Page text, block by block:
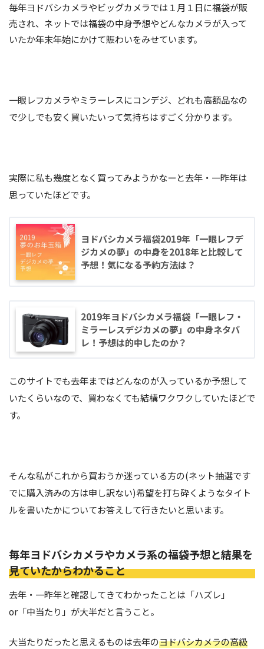
毎年ヨドバシカメラやビッグカメラでは１月１日に福袋が販
売され、ネットでは福袋の中身予想やどんなカメラが入って
いたか年末年始にかけて賑わいをみせています。
一眼レフカメラやミラーレスにコンデジ、どれも高額品なの
で少しでも安く買いたいって気持ちはすごく分かります。
実際に私も幾度となく買ってみようかなーと去年・一昨年は
思っていたほどです。
ヨドバシカメラ福袋2019年「一眼レフデ
ジカメの夢」の中身を2018年と比較して
予想！気になる予約方法は？
2019年ヨドバシカメラ福袋「一眼レフ・
ミラーレスデジカメの夢」の中身ネタバ
レ！予想は的中したのか？
このサイトでも去年まではどんなのが入っているか予想して
いたくらいなので、買わなくても結構ワクワクしていたほどで
す。
そんな私がこれから買おうか迷っている方の(ネット抽選です
でに購入済みの方は申し訳ない)希望を打ち砕くようなタイト
ルを書いたかについてお答えして行きたいと思います。
毎年ヨドバシカメラやカメラ系の福袋予想と結果を
見ていたからわかること
去年・一昨年と確認してきてわかったことは「ハズレ」
or「中当たり」が大半だと言うこと。
大当たりだったと思えるものは去年のヨドバシカメラの高級